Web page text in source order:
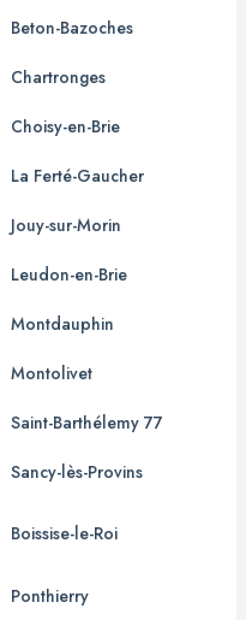
Beton-Bazoches
Chartronges
Choisy-en-Brie
La Ferté-Gaucher
Jouy-sur-Morin
Leudon-en-Brie
Montdauphin
Montolivet
Saint-Barthélemy 77
Sancy-lès-Provins
Boissise-le-Roi
Ponthierry